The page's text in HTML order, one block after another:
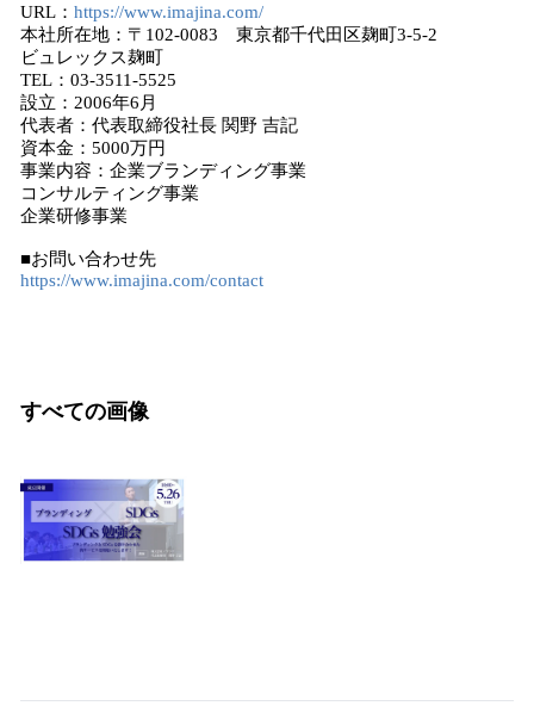
URL： https://www.imajina.com/
本社所在地：〒102-0083 東京都千代田区麹町3-5-2
ビュレックス麹町
TEL：03-3511-5525
設立：2006年6月
代表者：代表取締役社長 関野 吉記
資本金：5000万円
事業内容：企業ブランディング事業
コンサルティング事業
企業研修事業
■お問い合わせ先
https://www.imajina.com/contact
すべての画像